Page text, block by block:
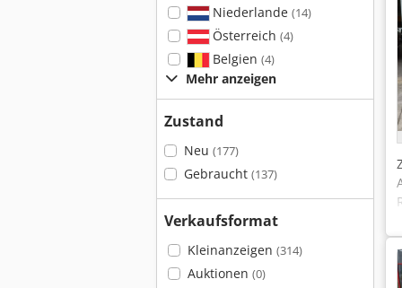
Niederlande (14)
Österreich (4)
Belgien (4)
Mehr anzeigen
Zustand
Neu (177)
Gebraucht (137)
Verkaufsformat
Kleinanzeigen (314)
Auktionen (0)